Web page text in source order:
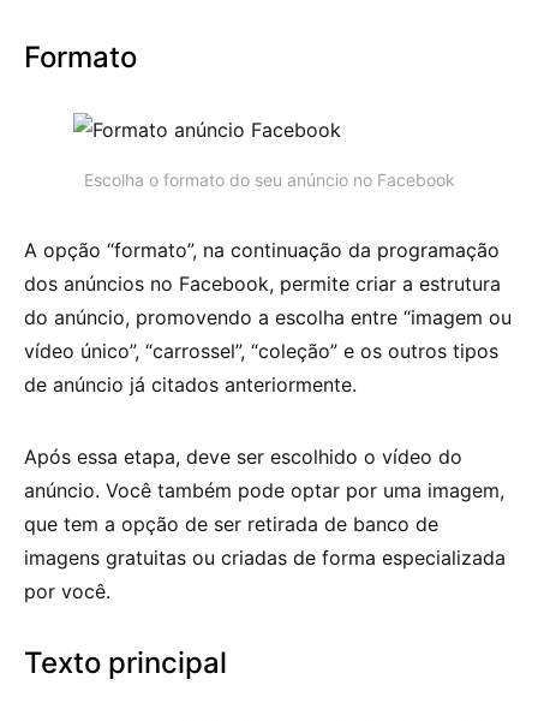
Formato
Escolha o formato do seu anúncio no Facebook
A opção “formato”, na continuação da programação
dos anúncios no Facebook, permite criar a estrutura
do anúncio, promovendo a escolha entre “imagem ou
vídeo único”, “carrossel”, “coleção” e os outros tipos
de anúncio já citados anteriormente.
Após essa etapa, deve ser escolhido o vídeo do
anúncio. Você também pode optar por uma imagem,
que tem a opção de ser retirada de banco de
imagens gratuitas ou criadas de forma especializada
por você.
Texto principal